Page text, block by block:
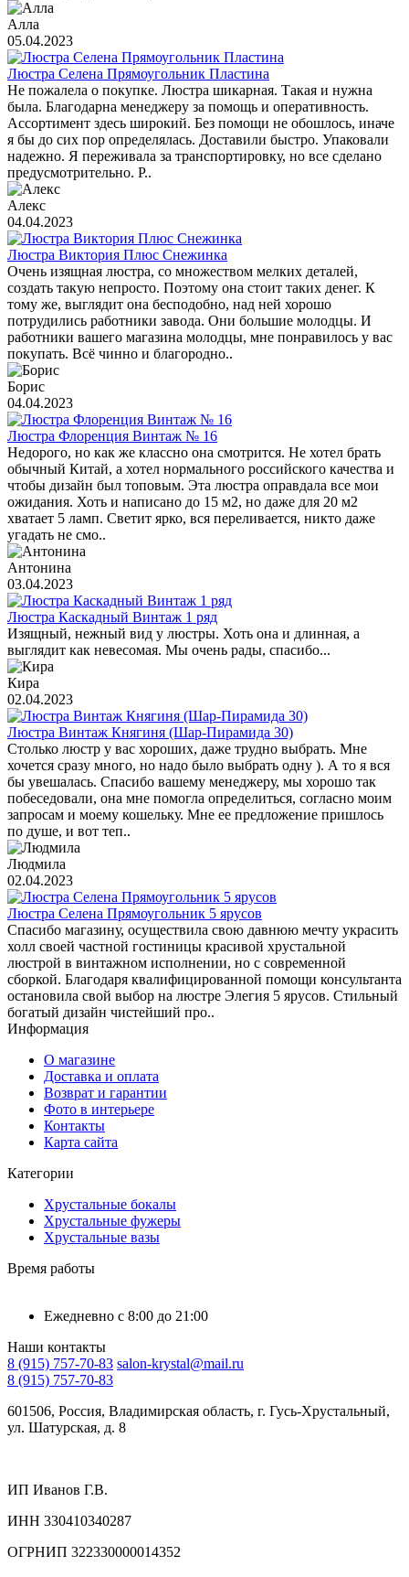
Алла
05.04.2023
Люстра Селена Прямоугольник Пластина
Не пожалела о покупке. Люстра шикарная. Такая и нужна
была. Благодарна менеджеру за помощь и оперативность.
Ассортимент здесь широкий. Без помощи не обошлось, иначе
я бы до сих пор определялась. Доставили быстро. Упаковали
надежно. Я переживала за транспортировку, но все сделано
предусмотрительно. Р..
Алекс
04.04.2023
Люстра Виктория Плюс Снежинка
Очень изящная люстра, со множеством мелких деталей,
создать такую непросто. Поэтому она стоит таких денег. К
тому же, выглядит она бесподобно, над ней хорошо
потрудились работники завода. Они большие молодцы. И
работники вашего магазина молодцы, мне понравилось у вас
покупать. Всё чинно и благородно..
Борис
04.04.2023
Люстра Флоренция Винтаж № 16
Недорого, но как же классно она смотрится. Не хотел брать
обычный Китай, а хотел нормального российского качества и
чтобы дизайн был топовым. Эта люстра оправдала все мои
ожидания. Хоть и написано до 15 м2, но даже для 20 м2
хватает 5 ламп. Светит ярко, вся переливается, никто даже
угадать не смо..
Антонина
03.04.2023
Люстра Каскадный Винтаж 1 ряд
Изящный, нежный вид у люстры. Хоть она и длинная, а
выглядит как невесомая. Мы очень рады, спасибо...
Кира
02.04.2023
Люстра Винтаж Княгиня (Шар-Пирамида 30)
Столько люстр у вас хороших, даже трудно выбрать. Мне
хочется сразу много, но надо было выбрать одну ). А то я вся
бы увешалась. Спасибо вашему менеджеру, мы хорошо так
побеседовали, она мне помогла определиться, согласно моим
запросам и моему кошельку. Мне ее предложение пришлось
по душе, и вот теп..
Людмила
02.04.2023
Люстра Селена Прямоугольник 5 ярусов
Спасибо магазину, осуществила свою давнюю мечту украсить
холл своей частной гостиницы красивой хрустальной
люстрой в винтажном исполнении, но с современной
сборкой. Благодаря квалифицированной помощи консультанта
остановила свой выбор на люстре Элегия 5 ярусов. Стильный
богатый дизайн чистейший про..
Информация
О магазине
Доставка и оплата
Возврат и гарантии
Фото в интерьере
Контакты
Карта сайта
Категории
Хрустальные бокалы
Хрустальные фужеры
Хрустальные вазы
Время работы
Ежедневно с 8:00 до 21:00
Наши контакты
8 (915) 757-70-83 salon-krystal@mail.ru
8 (915) 757-70-83
601506, Россия, Владимирская область, г. Гусь-Хрустальный,
ул. Шатурская, д. 8
ИП Иванов Г.В.
ИНН 330410340287
ОГРНИП 322330000014352